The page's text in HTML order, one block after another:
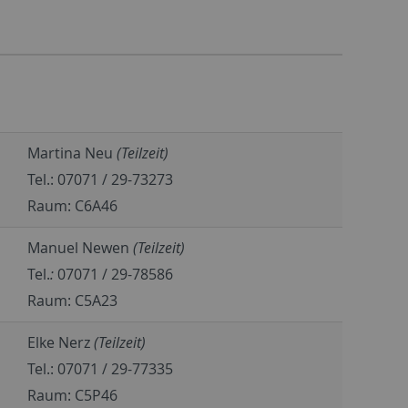
Martina Neu (Teilzeit)
Tel.: 07071 / 29-73273
Raum: C6A46
Manuel Newen (Teilzeit)
Tel.: 07071 / 29-78586
Raum: C5A23
Elke Nerz(Teilzeit)
Tel.: 07071 / 29-77335
Raum: C5P46